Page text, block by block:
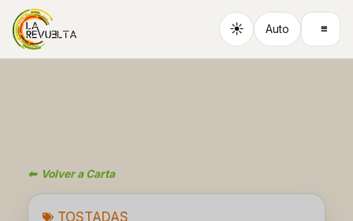
contenido
☀ Auto ≡
⬅ Volver a Carta
TOSTADAS